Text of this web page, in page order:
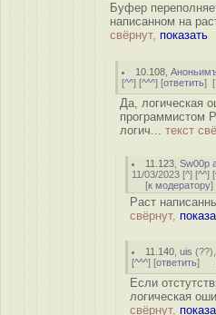
Буфер
написанном на
свёрнут, показать
10.108 ,
[^^] [^^^] [ответить] [
Да, логическая
программистом
логич... текст
11.123 ,Sw00p
11/03/2023 [^] [^^] [
[к модератору]
Раст
свёрнут,
11.140 ,uis (??
[^^^] [ответить]
Если
логическая
свёрнут,